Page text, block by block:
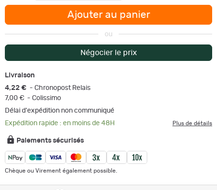
Ajouter au panier
ou
Négocier le prix
Livraison
4,22 € - Chronopost Relais
7,00 € - Colissimo
Délai d'expédition non communiqué
Expédition rapide : en moins de 48H
Plus de détails
Paiements sécurisés
Chèque ou Virement également possible.